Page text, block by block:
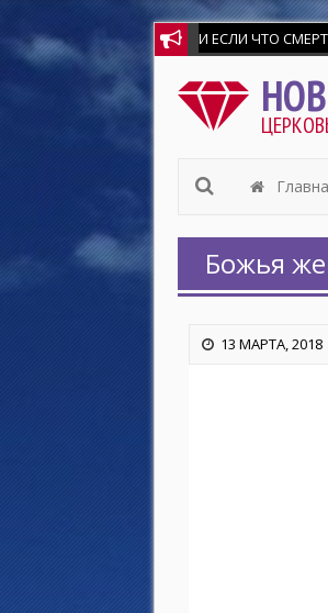
И ЕСЛИ ЧТО
Божья
13 МАРТА, 2018